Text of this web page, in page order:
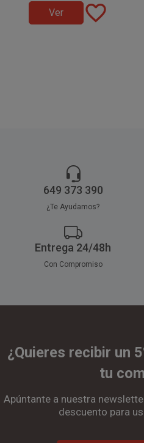
hora de celebrar cualquier
evento, fiestas, cumpleaños,
de 540 unidades, distribuidas
en 36 paquetes de 15
Ver favorite_border
649 373 390
¿Te Ayudamos?
Entrega 24/48h
Con Compromiso
¿Quieres recibir un
tu
Apúntante a nuestra
descuento para